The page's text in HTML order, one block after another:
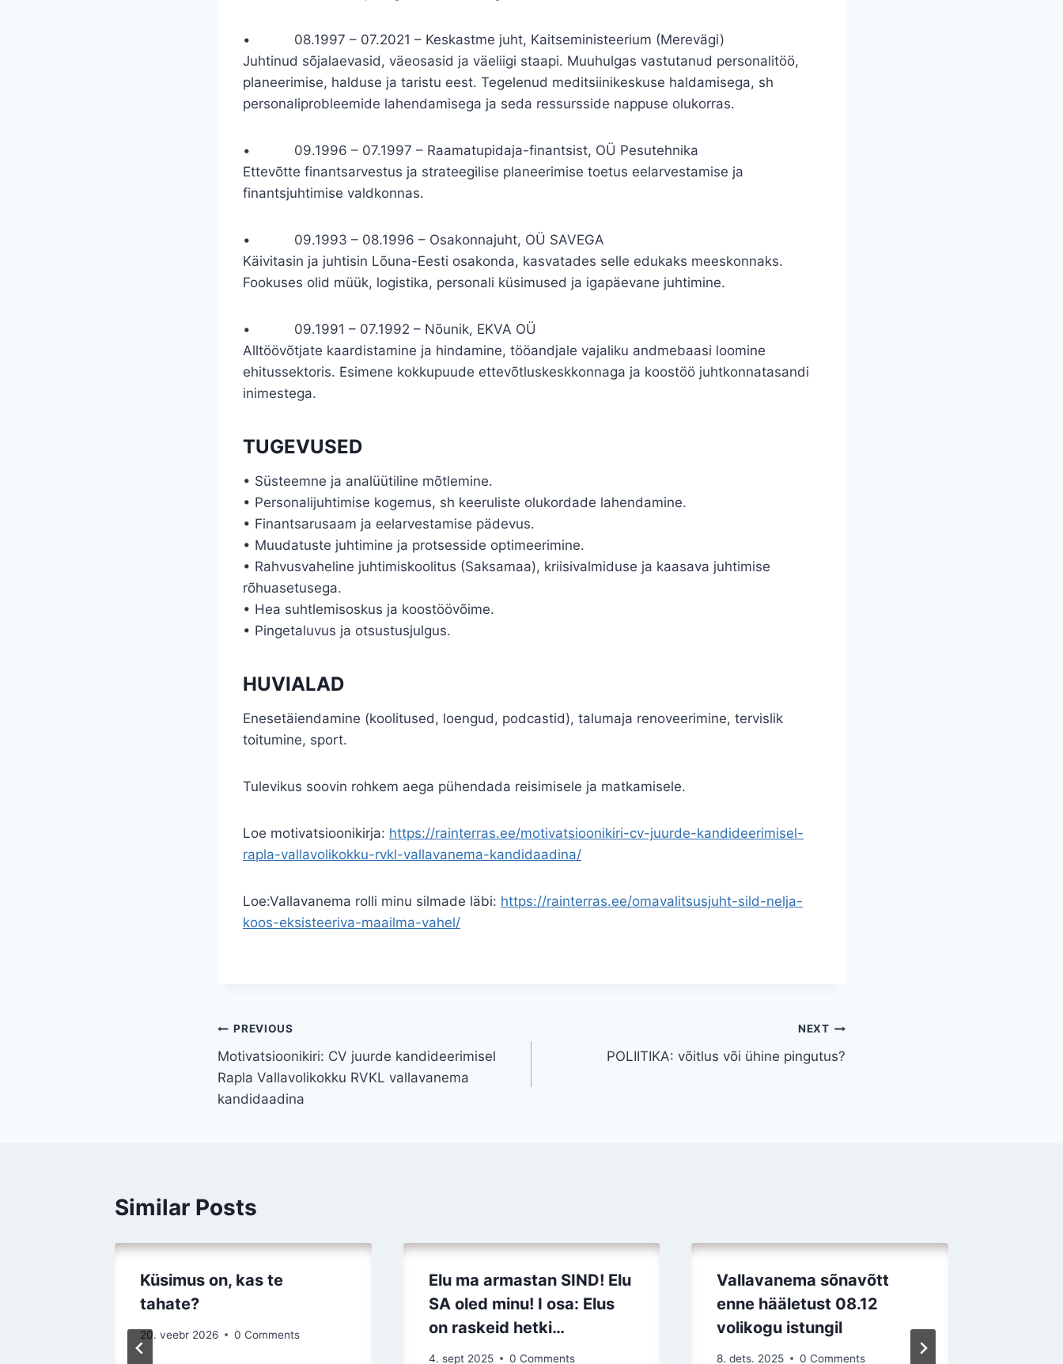
• 08.1997 – 07.2021 – Keskastme juht, Kaitseministeerium (Merevägi)
Juhtinud sõjalaevasid, väeosasid ja väeliigi staapi. Muuhulgas vastutanud personalitöö,
planeerimise, halduse ja taristu eest. Tegelenud meditsiinikeskuse haldamisega, sh
personaliprobleemide lahendamisega ja seda ressursside nappuse olukorras.
• 09.1996 – 07.1997 – Raamatupidaja-finantsist, OÜ Pesutehnika
Ettevõtte finantsarvestus ja strateegilise planeerimise toetus eelarvestamise ja
finantsjuhtimise valdkonnas.
• 09.1993 – 08.1996 – Osakonnajuht, OÜ SAVEGA
Käivitasin ja juhtisin Lõuna-Eesti osakonda, kasvatades selle edukaks meeskonnaks.
Fookuses olid müük, logistika, personali küsimused ja igapäevane juhtimine.
• 09.1991 – 07.1992 – Nõunik, EKVA OÜ
Alltöövõtjate kaardistamine ja hindamine, tööandjale vajaliku andmebaasi loomine
ehitussektoris. Esimene kokkupuude ettevõtluskeskkonnaga ja koostöö juhtkonnatasandi
inimestega.
TUGEVUSED
• Süsteemne ja analüütiline mõtlemine.
• Personalijuhtimise kogemus, sh keeruliste olukordade lahendamine.
• Finantsarusaam ja eelarvestamise pädevus.
• Muudatuste juhtimine ja protsesside optimeerimine.
• Rahvusvaheline juhtimiskoolitus (Saksamaa), kriisivalmiduse ja kaasava juhtimise
rõhuasetusega.
• Hea suhtlemisoskus ja koostöövõime.
• Pingetaluvus ja otsustusjulgus.
HUVIALAD
Enesetäiendamine (koolitused, loengud, podcastid), talumaja renoveerimine, tervislik
toitumine, sport.
Tulevikus soovin rohkem aega pühendada reisimisele ja matkamisele.
Loe motivatsioonikirja: https://rainterras.ee/motivatsioonikiri-cv-juurde-kandideerimisel-
rapla-vallavolikokku-rvkl-vallavanema-kandidaadina/
Loe:Vallavanema rolli minu silmade läbi: https://rainterras.ee/omavalitsusjuht-sild-nelja-
koos-eksisteeriva-maailma-vahel/
Navigeerimine
PREVIOUS
Motivatsioonikiri: CV juurde kandideerimisel
Rapla Vallavolikokku RVKL vallavanema
kandidaadina
NEXT
POLIITIKA: võitlus või ühine pingutus?
Similar Posts
Küsimus on, kas te
tahate?
20. veebr 2026 0 Comments
Elu ma armastan SIND! Elu
SA oled minu! I osa: Elus
on raskeid hetki…
4. sept 2025 0 Comments
Vallavanema sõnavõtt
enne hääletust 08.12
volikogu istungil
8. dets. 2025 0 Comments